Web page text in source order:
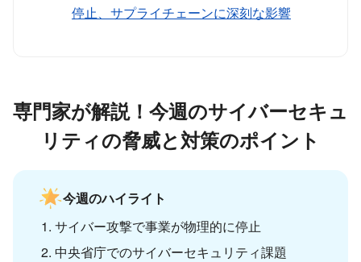
停止、サプライチェーンに深刻な影響
専門家が解説！今週のサイバーセキュ
リティの脅威と対策のポイント
今週のハイライト
サイバー攻撃で事業が物理的に停止
中央省庁でのサイバーセキュリティ課題